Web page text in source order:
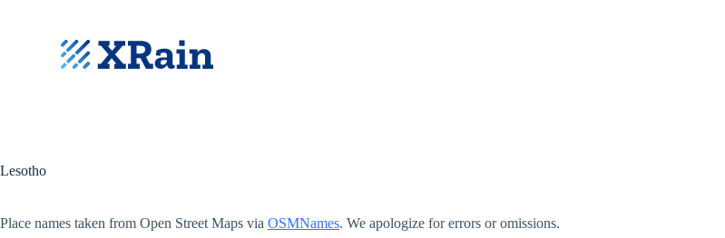
e
Lesotho
Place names taken from Open Street Maps via OSMNames. We apologize for errors or omissions.